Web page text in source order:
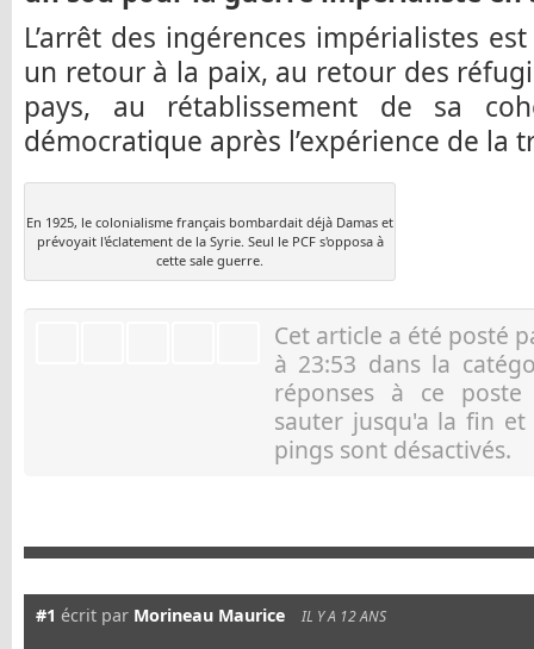
L’arrêt des ingérences impérialistes
un retour à la paix, au retour des
pays, au rétablissement de sa
démocratique après l’expérience de la
En 1925, le colonialisme français bombardait déjà Damas et
prévoyait l'éclatement de la Syrie. Seul le PCF s'opposa à
cette sale guerre.
Cet article a été posté
à 23:53 dans la
réponses à ce
sauter jusqu'a la fin et
pings sont désactivés.
#1 écrit par Morineau Maurice IL Y A 12 ANS